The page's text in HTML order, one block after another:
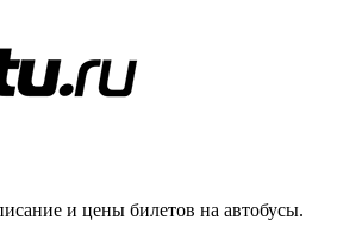
и цены билетов на автобусы.